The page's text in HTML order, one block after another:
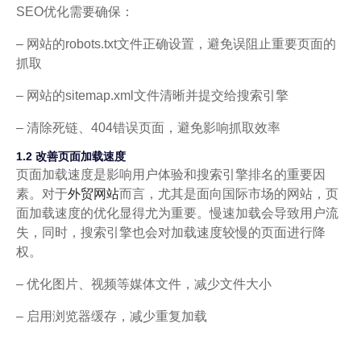
SEO优化需要确保：
– 网站的robots.txt文件正确设置，避免误阻止重要页面的
抓取
– 网站的sitemap.xml文件清晰并提交给搜索引擎
– 清除死链、404错误页面，避免影响抓取效率
1.2 改善页面加载速度
页面加载速度是影响用户体验和搜索引擎排名的重要因
素。对于外贸网站而言，尤其是面向国际市场的网站，页
面加载速度的优化显得尤为重要。慢速加载会导致用户流
失，同时，搜索引擎也会对加载速度较慢的页面进行降
权。
– 优化图片、视频等媒体文件，减少文件大小
– 启用浏览器缓存，减少重复加载